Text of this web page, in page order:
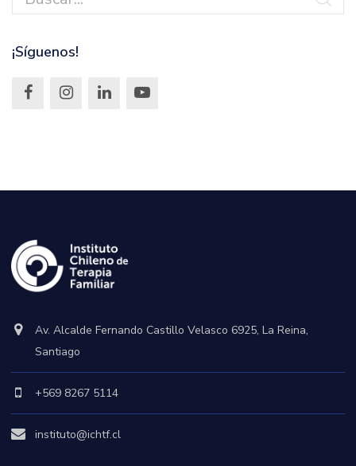
¡Síguenos!
Av. Alcalde Fernando Castillo Velasco 6925, La Reina,
Santiago
+569 8267 5114
instituto@ichtf.cl